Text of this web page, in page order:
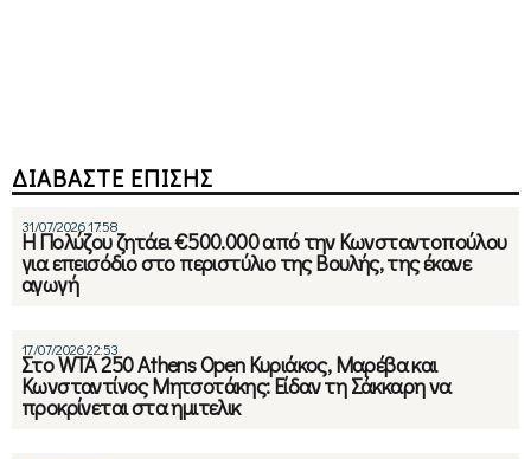
ΔΙΑΒΑΣΤΕ ΕΠΙΣΗΣ
31/07/2026 17:58
Η Πολύζου ζητάει €500.000 από την Κωνσταντοπούλου
για επεισόδιο στο περιστύλιο της Βουλής, της έκανε
αγωγή
17/07/2026 22:53
Στο WTA 250 Athens Open Κυριάκος, Μαρέβα και
Κωνσταντίνος Μητσοτάκης: Είδαν τη Σάκκαρη να
προκρίνεται στα ημιτελικ